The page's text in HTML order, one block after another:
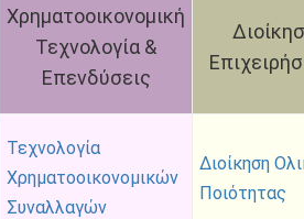
Χρηματοοικονομική
Τεχνολογία &
Επενδύσεις
Τεχνολογία
Χρηματοοικονομικών
Συναλλαγών
Διοίκηση
Ποιότητας